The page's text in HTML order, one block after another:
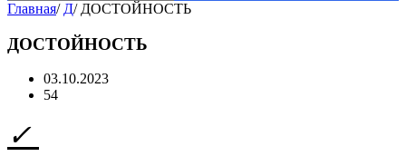
Главная/ Д/ ДОСТОЙНОСТЬ
ДОСТОЙНОСТЬ
03.10.2023
54